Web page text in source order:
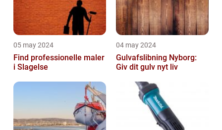
05 may 2024
Find professionelle maler
i Slagelse
04 may 2024
Gulvafslibning Nyborg:
Giv dit gulv nyt liv